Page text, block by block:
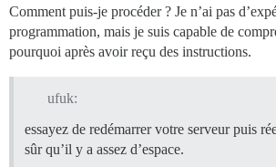
Comment puis-je procéder ? Je n’ai pas
programmation, mais je suis capable de
pourquoi après avoir reçu des instructions.
ufuk:
essayez de redémarrer votre serveur puis
sûr qu’il y a assez d’espace.